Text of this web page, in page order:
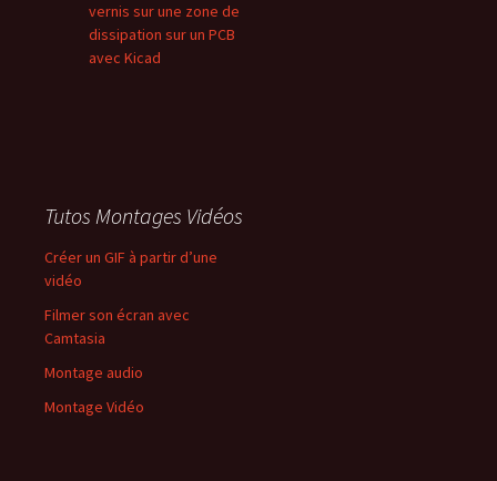
vernis sur une zone de
dissipation sur un PCB
avec Kicad
Tutos Montages Vidéos
Créer un GIF à partir d’une
vidéo
Filmer son écran avec
Camtasia
Montage audio
Montage Vidéo